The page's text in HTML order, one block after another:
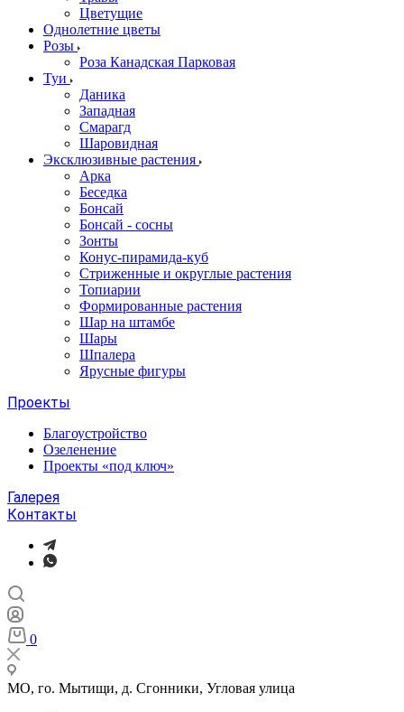
Цветущие
Однолетние цветы
Розы
Роза Канадская Парковая
Туи
Даника
Западная
Смарагд
Шаровидная
Эксклюзивные растения
Арка
Беседка
Бонсай
Бонсай - сосны
Зонты
Конус-пирамида-куб
Стриженные и округлые растения
Топиарии
Формированные растения
Шар на штамбе
Шары
Шпалера
Ярусные фигуры
Проекты
Благоустройство
Озеленение
Проекты «под ключ»
Галерея
Контакты
0
МО, го. Мытищи, д. Сгонники, Угловая улица